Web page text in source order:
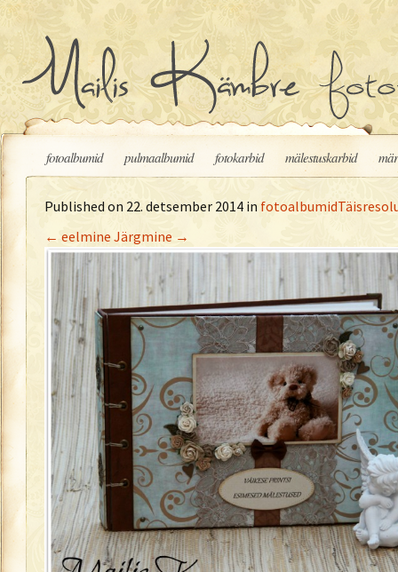
Liigu sisu juurde
fotoalbumid pulmaalbumid fotokarbid mälestuskarbid
Published on 22. detsember 2014 in fotoalbumid
← eelmineJärgmine →